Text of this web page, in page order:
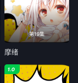
第19集
摩绪
1.0